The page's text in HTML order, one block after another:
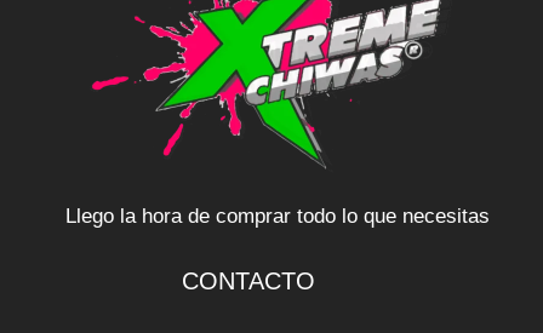
Llego la hora de comprar todo lo que necesitas
CONTACTO